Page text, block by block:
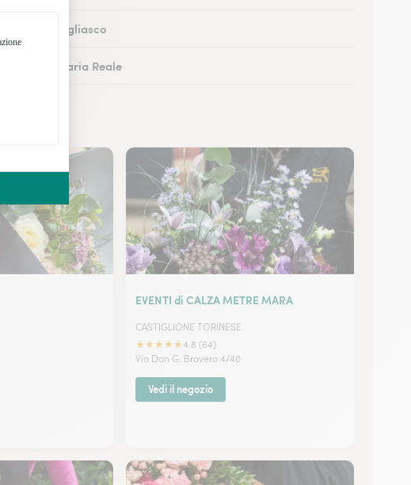
Fioristi a Grugliasco
Fioristi a Venaria Reale
EVENTI di CALZA METRE MARA
CASTIGLIONE TORINESE
★★★★★4.8 (64)
Via Don G. Brovero 4/40
Vedi il negozio